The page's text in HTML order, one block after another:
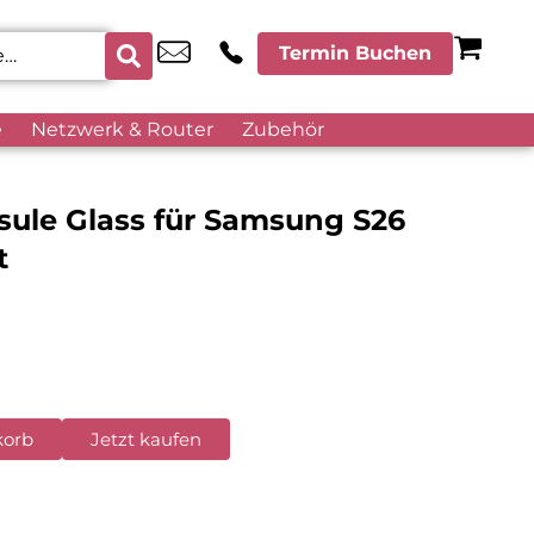
Termin Buchen
Netzwerk & Router Zubehör
Glass für Samsung S26
Jetzt kaufen